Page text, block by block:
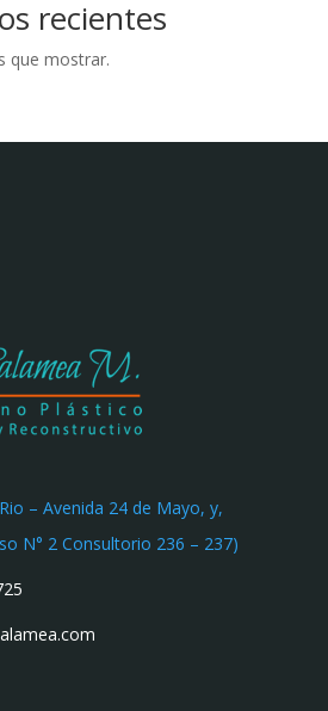
recientes
que mostrar.
– Avenida 24 de Mayo, y,
N° 2 Consultorio 236 – 237)